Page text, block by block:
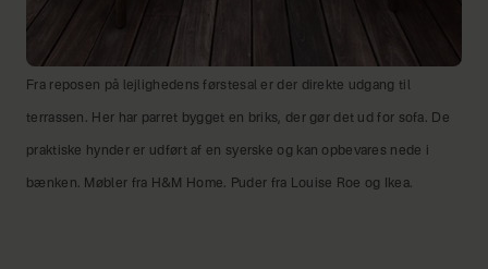
Fra reposen på lejlighedens førstesal er der direkte udgang til
terrassen. Her har parret bygget en briks, der gør det ud for sofa. De
praktiske hynder er udført af en syerske og kan opbevares nede i
bænken. Møbler fra H&M Home. Puder fra Louise Roe og Ikea.